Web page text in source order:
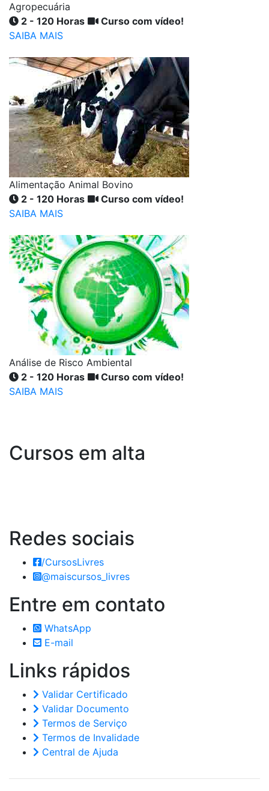
Agropecuária
2 - 120 Horas
Curso com vídeo!
SAIBA MAIS
Alimentação Animal Bovino
2 - 120 Horas
Curso com vídeo!
SAIBA MAIS
Análise de Risco Ambiental
2 - 120 Horas
Curso com vídeo!
SAIBA MAIS
Cursos em alta
Redes sociais
/CursosLivres
@maiscursos_livres
Entre em contato
WhatsApp
E-mail
Links rápidos
Validar Certificado
Validar Documento
Termos de Serviço
Termos de Invalidade
Central de Ajuda